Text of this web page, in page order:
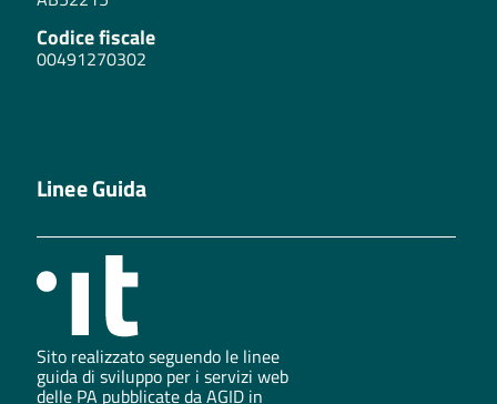
Codice fiscale
00491270302
Linee Guida
Sito realizzato seguendo le linee
guida di sviluppo per i servizi web
delle PA pubblicate da AGID in